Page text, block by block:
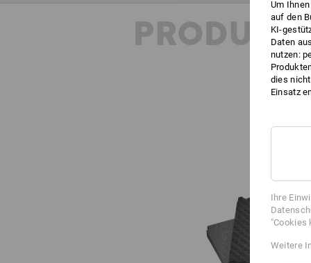
Um
auf den
KI-
Daten
nutzen:
dies
Einsatz
Ihre
"Cookies
Weitere